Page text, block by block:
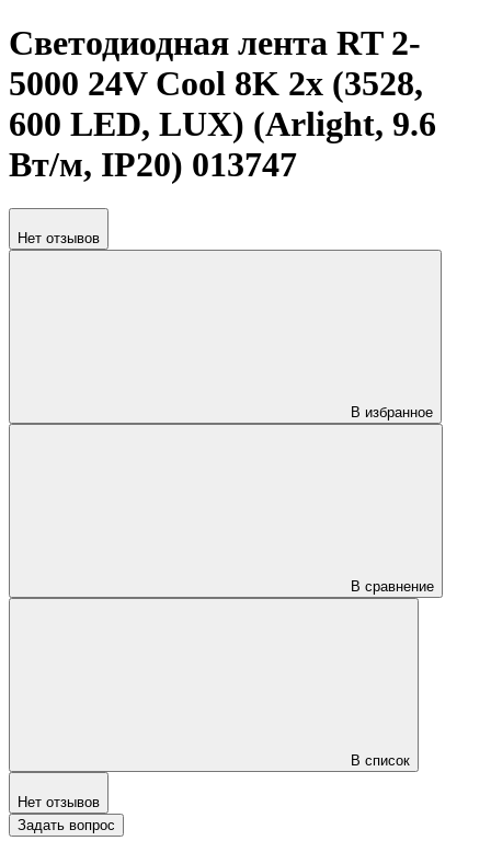
Светодиодная лента RT 2-
5000 24V Cool 8K 2x (3528,
600 LED, LUX) (Arlight, 9.6
Вт/м, IP20) 013747
Нет отзывов
В избранное
В сравнение
В список
Нет отзывов
Задать вопрос